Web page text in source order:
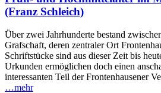
(Franz Schleich)
Über zwei Jahrhunderte bestand
Grafschaft, deren zentraler Ort
Schriftstücke sind aus dieser Zeit bis
Urkunden ermöglichen doch einen
interessanten Teil der Frontenhausener
…mehr